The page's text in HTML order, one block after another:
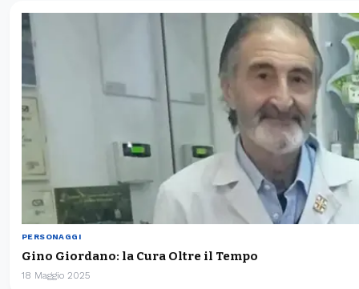
PERSONAGGI
Gino Giordano: la Cura Oltre il Tempo
18 Maggio 2025